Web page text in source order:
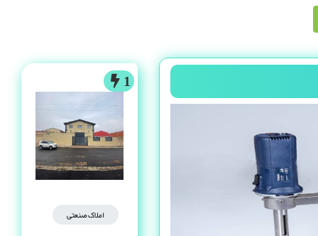
1
املاک صنعتی